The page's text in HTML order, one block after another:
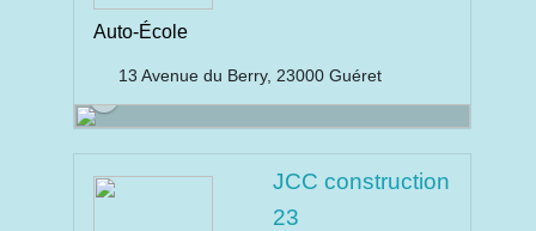
Auto-École
13 Avenue du Berry, 23000 Guéret
JCC construction
23